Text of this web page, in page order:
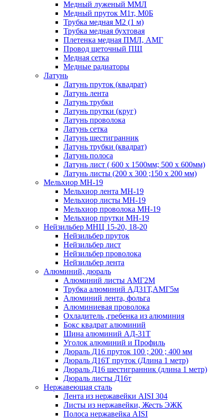
Медный луженый ММЛ
Медный пруток М1т, М0Б
Трубка медная М2 (1 м)
Трубка медная бухтовая
Плетенка медная ПМЛ, АМГ
Провод щеточный ПЩ
Медная сетка
Медные радиаторы
Латунь
Латунь пруток (квадрат)
Латунь лента
Латунь трубки
Латунь прутки (круг)
Латунь проволока
Латунь сетка
Латунь шестигранник
Латунь трубки (квадрат)
Латунь полоса
Латунь лист ( 600 х 1500мм; 500 х 600мм)
Латунь листы (200 х 300 ;150 х 200 мм)
Мельхиор МН-19
Мельхиор лента МН-19
Мельхиор листы МН-19
Мельхиор проволока МН-19
Мельхиор прутки МН-19
Нейзильбер МНЦ 15-20, 18-20
Нейзильбер пруток
Нейзильбер лист
Нейзильбер проволока
Нейзильбер лента
Алюминий, дюраль
Алюминий листы АМГ2М
Трубка алюминий АД31Т,АМГ5м
Алюминий лента, фольга
Алюминиевая проволока
Охладитель ,гребенка из алюминия
Бокс квадрат алюминий
Шина алюминий АД-31Т
Уголок алюминий и Профиль
Дюраль Д16 пруток 100 ; 200 ; 400 мм
Дюраль Д16Т пруток (Длина 1 метр)
Дюраль Д16 шестигранник (длина 1 метр)
Дюраль листы Д16т
Нержавеющая сталь
Лента из нержавейки AISI 304
Листы из нержавейки, Жесть ЭЖК
Полоса нержавейка АISI